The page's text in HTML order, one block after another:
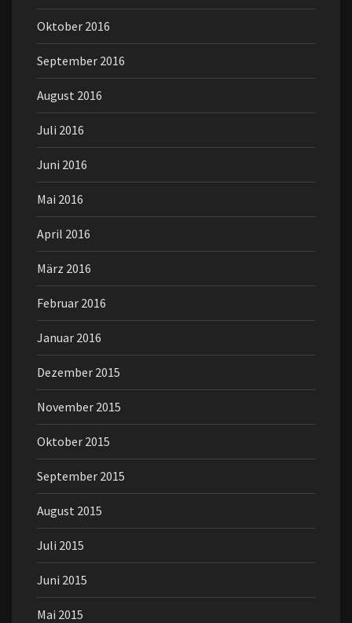
Oktober 2016
September 2016
August 2016
Juli 2016
Juni 2016
Mai 2016
April 2016
März 2016
Februar 2016
Januar 2016
Dezember 2015
November 2015
Oktober 2015
September 2015
August 2015
Juli 2015
Juni 2015
Mai 2015